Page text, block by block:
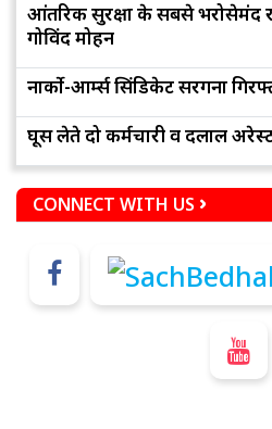
आंतरिक सुरक्षा के सबसे भरोसेमंद
गोविंद मोहन
नार्को-आर्म्स सिंडिकेट सरगना
घूस लेते दो कर्मचारी व दलाल
CONNECT WITH US